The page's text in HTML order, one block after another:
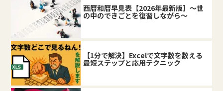
西暦和暦早見表【2026年最新版】～世
の中のできごとを復習しながら～
【1分で解決】Excelで文字数を数える
最短ステップと応用テクニック